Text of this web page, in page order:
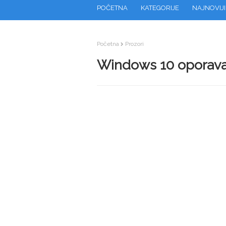
POČETNA KATEGORIJE
Početna Prozori
Windows 10